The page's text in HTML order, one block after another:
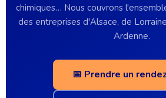
chimiques… Nous couvrons
des entreprises d'Alsace, de
Ardenne.
📅 Prendre un